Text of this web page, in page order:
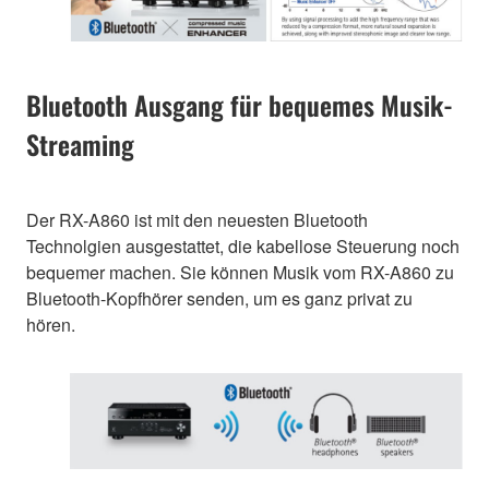
Bluetooth Ausgang für bequemes Musik-
Streaming
Der RX-A860 ist mit den neuesten Bluetooth
Technolgien ausgestattet, die kabellose Steuerung noch
bequemer machen. Sie können Musik vom RX-A860 zu
Bluetooth-Kopfhörer senden, um es ganz privat zu
hören.